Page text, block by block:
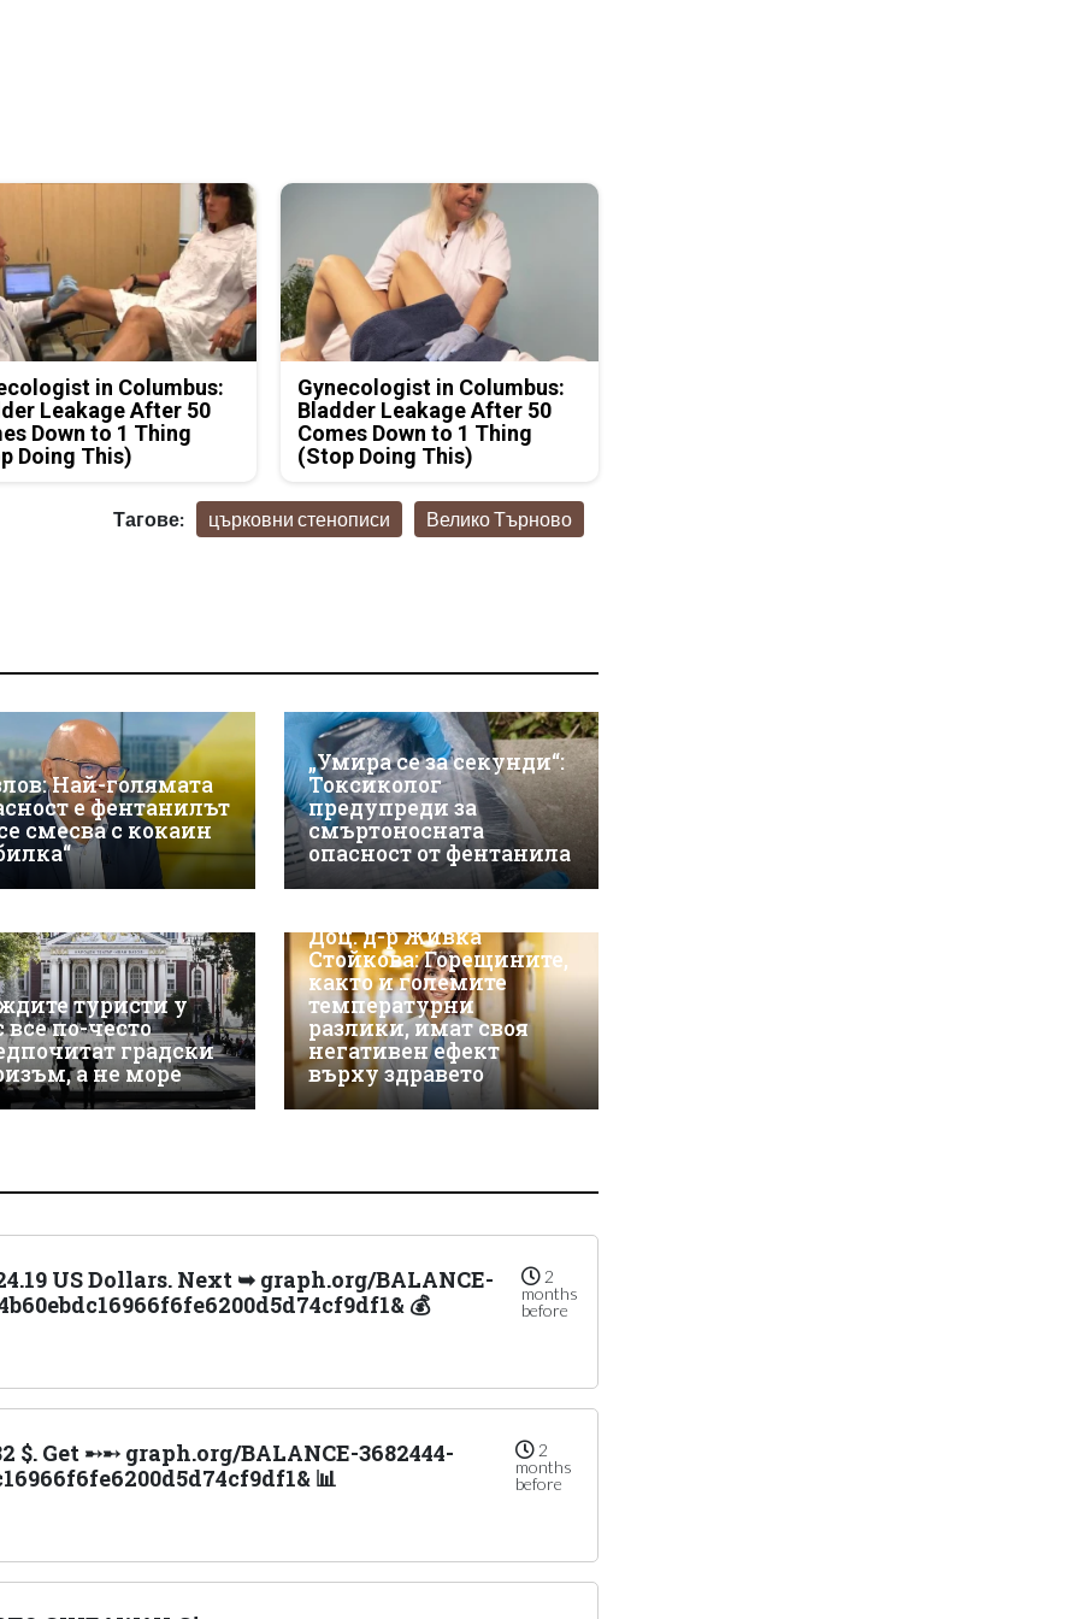
in Columbus:
Leakage After 50
Down to 1 Thing
Doing This)
Gynecologist in Columbus:
Bladder Leakage After 50
Comes Down to 1 Thing
(Stop Doing This)
Тагове: църковни стенописи Велико Търново
Най-голямата
е фентанилът
смесва с кокаин
„Умира се за секунди“:
Токсиколог
предупреди за
смъртоносната
опасност от фентанила
туристи у
все по-често
градски
а не море
Доц. д-р Живка
Стойкова: Горещините,
както и големите
температурни
разлики, имат своя
негативен ефект
върху здравето
US Dollars. Next ➥ graph.org/BALANCE-
💰
2
months
before
$. Get ➸➸ graph.org/BALANCE-3682444-
📊
2
months
before